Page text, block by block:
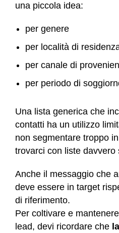
una piccola idea:
per genere
per località di
per canale di
per periodo di
Una lista generica che
contatti ha un utilizzo
non segmentare troppo
trovarci con liste davvero
Anche il messaggio che
deve essere in target
di riferimento.
Per coltivare e
lead, devi ricordare che